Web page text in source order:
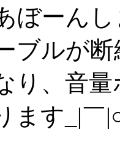
ぼーん
ブルが
り、音
ます_|￣